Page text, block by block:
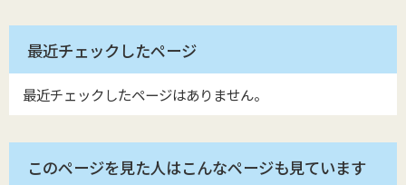
最近チェックしたページ
最近チェックしたページはありません。
このページを見た人はこんなページも見ています